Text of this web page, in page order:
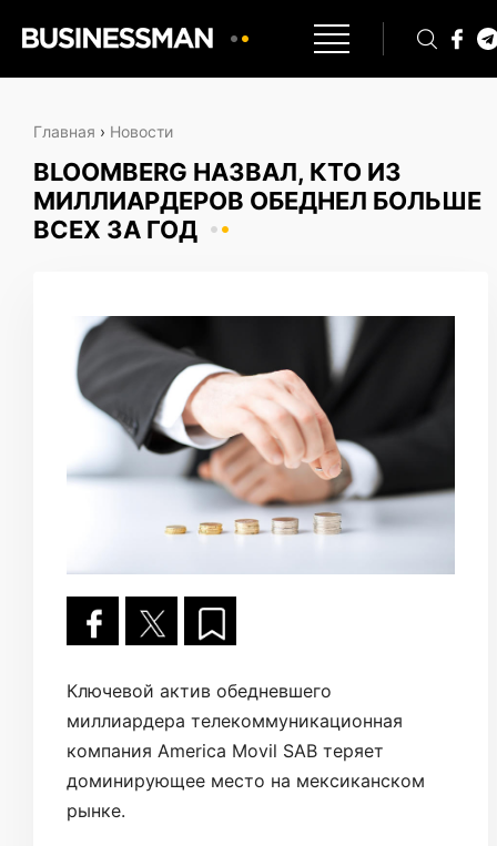
Главная › Новости
BLOOMBERG НАЗВАЛ, КТО ИЗ
МИЛЛИАРДЕРОВ ОБЕДНЕЛ БОЛЬШЕ
ВСЕХ ЗА ГОД
Ключевой актив обедневшего
миллиардера телекоммуникационная
компания America Movil SAB теряет
доминирующее место на мексиканском
рынке.